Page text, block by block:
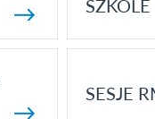
SZKOLE
SESJE